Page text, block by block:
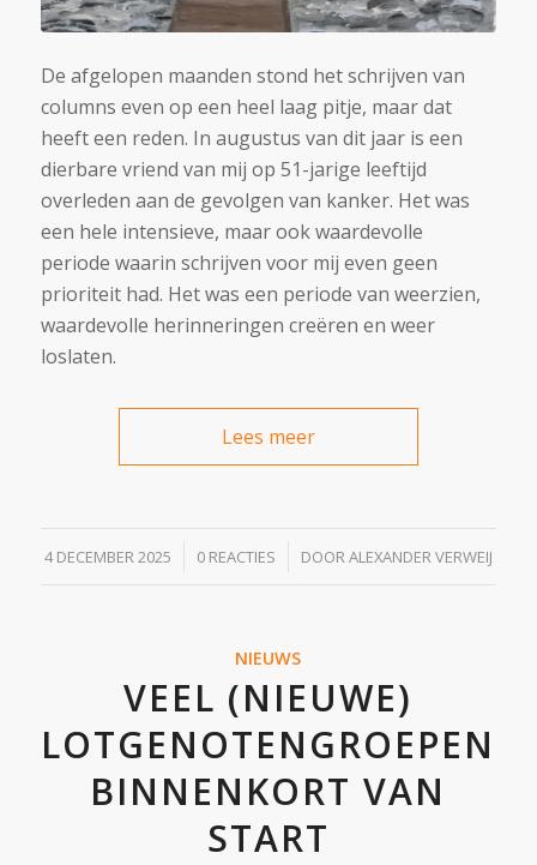
De afgelopen maanden stond het schrijven van
columns even op een heel laag pitje, maar dat
heeft een reden. In augustus van dit jaar is een
dierbare vriend van mij op 51-jarige leeftijd
overleden aan de gevolgen van kanker. Het was
een hele intensieve, maar ook waardevolle
periode waarin schrijven voor mij even geen
prioriteit had. Het was een periode van weerzien,
waardevolle herinneringen creëren en weer
loslaten.
Lees meer
4 DECEMBER 2025
/ 0 REACTIES
/ DOORALEXANDER VERWEIJ
NIEUWS
VEEL (NIEUWE)
LOTGENOTENGROEPEN
BINNENKORT VAN
START